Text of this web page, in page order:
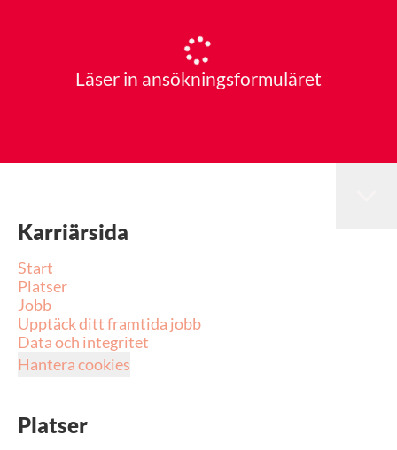
Läser in ansökningsformuläret
Karriärsida
Start
Platser
Jobb
Upptäck ditt framtida jobb
Data och integritet
Hantera cookies
Platser